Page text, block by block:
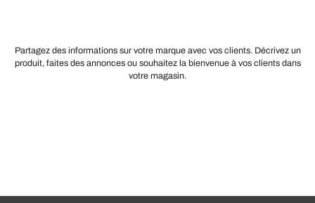
Partagez des informations sur votre marque avec vos clients. Décrivez un
produit, faites des annonces ou souhaitez la bienvenue à vos clients dans
votre magasin.